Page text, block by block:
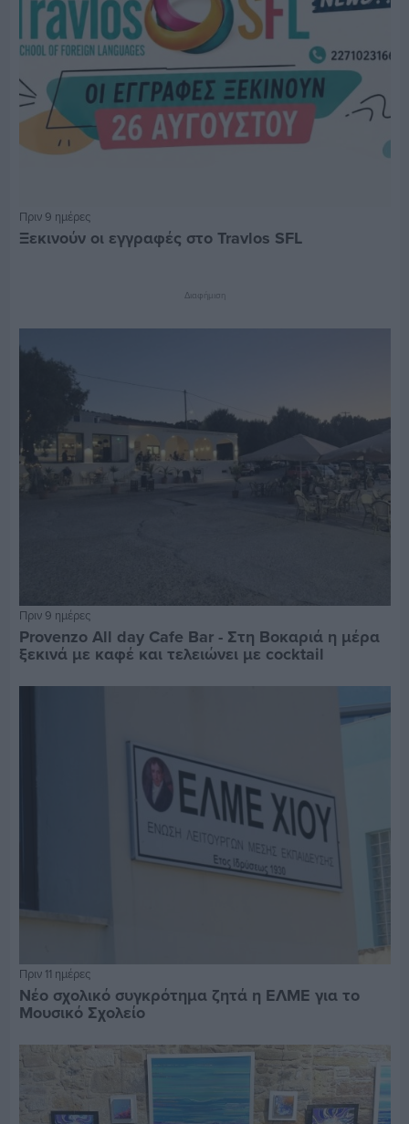
Πριν 9 ημέρες
Ξεκινούν οι εγγραφές στο Travlos SFL
Διαφήμιση
Πριν 9 ημέρες
Provenzo All day Cafe Bar - Στη Βοκαριά η μέρα
ξεκινά με καφέ και τελειώνει με cocktail
Πριν 11 ημέρες
Νέο σχολικό συγκρότημα ζητά η ΕΛΜΕ για το
Μουσικό Σχολείο